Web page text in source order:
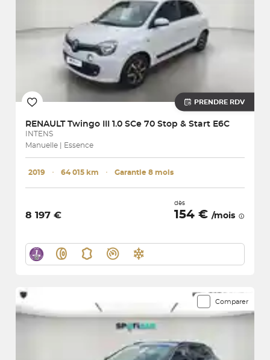
PRENDRE RDV
RENAULT Twingo III 1.0 SCe 70 Stop & Start E6C
INTENS
Manuelle | Essence
2019 ･ 64 015 km ･ Garantie 8 mois
8 197 €
dès
154 € /mois
Comparer